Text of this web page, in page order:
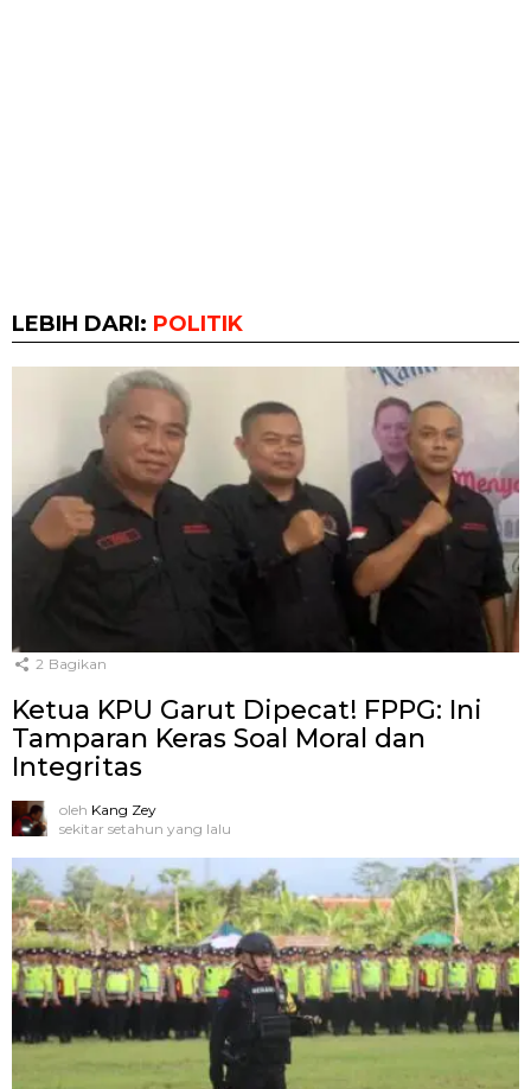
LEBIH DARI: POLITIK
2 Bagikan
Ketua KPU Garut Dipecat! FPPG: Ini
Tamparan Keras Soal Moral dan
Integritas
oleh Kang Zey
sekitar setahun yang lalu